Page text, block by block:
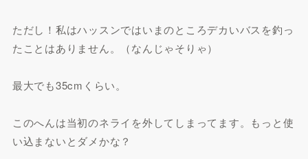
ただし！私はハッスンではいまのところデカいバスを釣っ
たことはありません。（なんじゃそりゃ）
最大でも35cmくらい。
このへんは当初のネライを外してしまってます。もっと使
い込まないとダメかな？